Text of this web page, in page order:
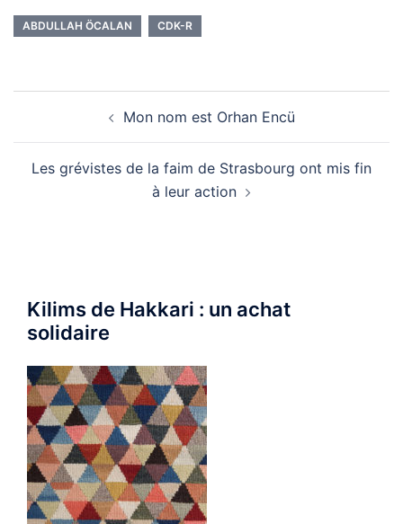
ABDULLAH ÖCALAN CDK-R
Mon nom est Orhan Encü
Les grévistes de la faim de Strasbourg ont mis fin
à leur action
Kilims de Hakkari : un achat
solidaire